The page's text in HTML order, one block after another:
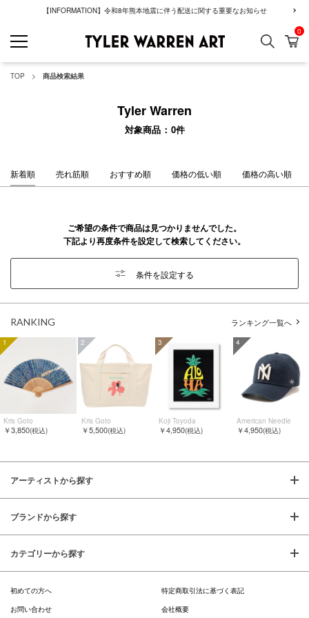
【INFORMATION】令和8年熊本地震に伴う配送に関する重要なお知らせ
GREENROOM
検索 カ
0
TOP 商品検索結果
Tyler Warren
対象商品 0件
新着順 売れ筋順 おすすめ順 価格の低い順 価格の高い順
ご希望の条件で商品は見つかりませんでした。
下記より再度条件を設定して検索してください。
条件を設定する
RANKING ランキング一覧へ
1
Kris Goto
￥3,850(税込)
2
Kris Goto
￥5,500(税込)
3
Koji Toyoda
￥4,950(税込)
4
American Needle
￥4,950(税込)
アーティストから探す
ブランドから探す
カテゴリーから探す
初めての方へ
特定商取引法に基づく表記
お問い合わせ
会社概要